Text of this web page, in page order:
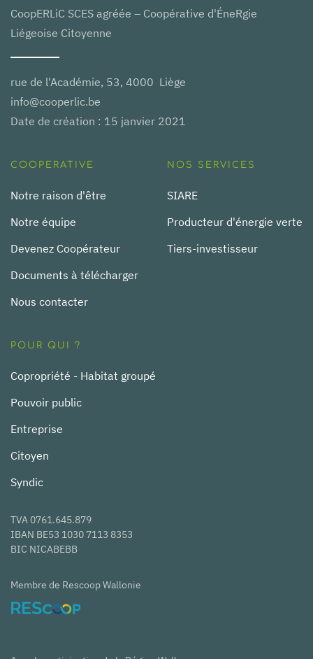
CoopERLiC SCES agréée – Coopérative d'ÉneRgie
Liégeoise Citoyenne
rue de l'Académie, 53, 4000 Liège
info@cooperlic.be
Date de création : 15 janvier 2021
COOPERATIVE
Notre raison d'être
Notre équipe
Devenez Coopérateur
Documents à télécharger
Nous contacter
NOS SERVICES
SIARE
Producteur d'énergie verte
Tiers-investisseur
POUR QUI ?
Copropriété - Habitat groupé
Pouvoir public
Entreprise
Citoyen
Syndic
TVA 0761.645.879
IBAN BE53 1030 7113 8353
BIC NICABEBB
Membre de Rescoop Wallonie